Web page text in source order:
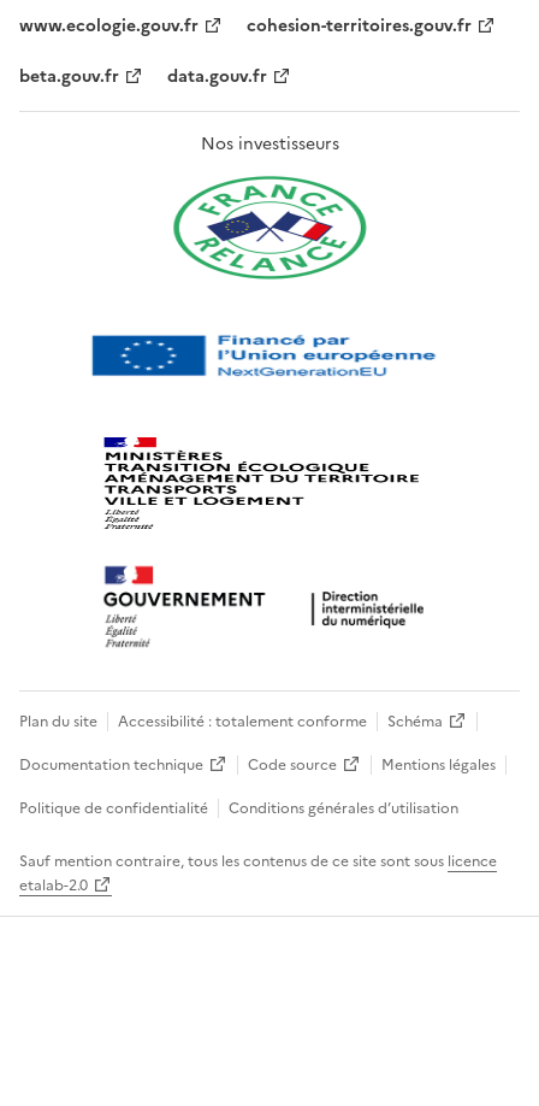
www.ecologie.gouv.fr
cohesion-territoires.gouv.fr
beta.gouv.fr
data.gouv.fr
Nos investisseurs
Plan du site Accessibilité : totalement conforme
Schéma
Documentation technique
Code source
Mentions légales
Politique de confidentialité
Conditions générales d’utilisation
Sauf mention contraire, tous les contenus de ce site sont sous licence
etalab-2.0